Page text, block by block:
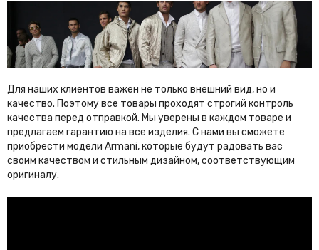
Для наших клиентов важен не только внешний вид, но и
качество. Поэтому все товары проходят строгий контроль
качества перед отправкой. Мы уверены в каждом товаре и
предлагаем гарантию на все изделия. С нами вы сможете
приобрести модели Armani, которые будут радовать вас
своим качеством и стильным дизайном, соответствующим
оригиналу.